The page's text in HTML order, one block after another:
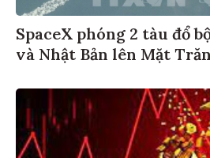
SpaceX phóng 2 tàu đổ
và Nhật Bản lên Mặt